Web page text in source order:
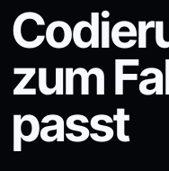
zum
passt